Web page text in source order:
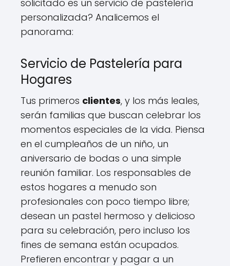
solicitado es un servicio de pastelería
personalizada? Analicemos el
panorama:
Servicio de Pastelería para
Hogares
Tus primeros clientes, y los más leales,
serán familias que buscan celebrar los
momentos especiales de la vida. Piensa
en el cumpleaños de un niño, un
aniversario de bodas o una simple
reunión familiar. Los responsables de
estos hogares a menudo son
profesionales con poco tiempo libre;
desean un pastel hermoso y delicioso
para su celebración, pero incluso los
fines de semana están ocupados.
Prefieren encontrar y pagar a un